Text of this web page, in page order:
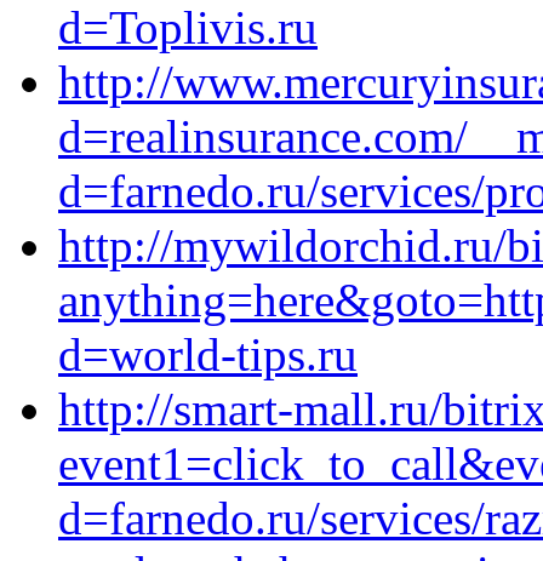
d=Toplivis.ru
http://
d=realinsurance.com/
d=farnedo.ru/services/
http://mywildorchid.ru/
d=world-tips.ru
http://smart-mall.ru/
d=farnedo.ru/services/